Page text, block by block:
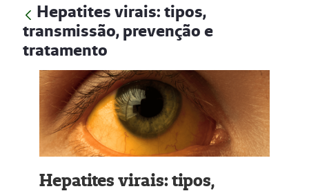
Hepatites virais: tipos,
transmissão, prevenção e
tratamento
Hepatites virais: tipos,